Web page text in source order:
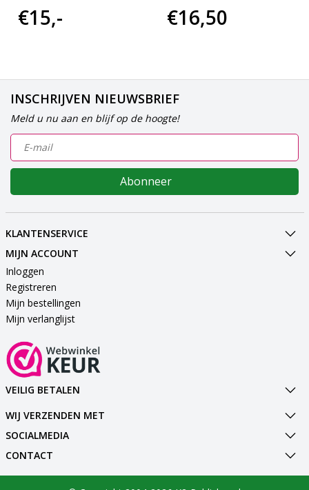
€15,- €16,50
INSCHRIJVEN NIEUWSBRIEF
Meld u nu aan en blijf op de hoogte!
Abonneer
KLANTENSERVICE
MIJN ACCOUNT
Inloggen
Registreren
Mijn bestellingen
Mijn verlanglijst
VEILIG BETALEN
WIJ VERZENDEN MET
SOCIALMEDIA
CONTACT